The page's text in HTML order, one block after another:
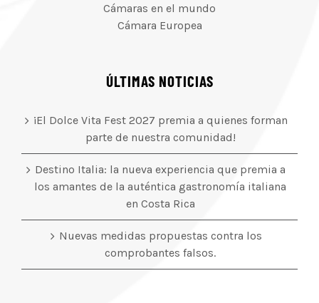
Cámaras en el mundo
Cámara Europea
ÚLTIMAS NOTICIAS
¡El Dolce Vita Fest 2027 premia a quienes forman
parte de nuestra comunidad!
Destino Italia: la nueva experiencia que premia a
los amantes de la auténtica gastronomía italiana
en Costa Rica
Nuevas medidas propuestas contra los
comprobantes falsos.